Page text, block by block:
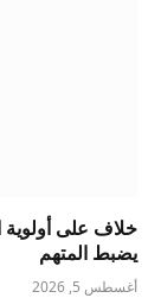
خلاف على أولوية
يضبط المتهم
أغسطس 5, 2026